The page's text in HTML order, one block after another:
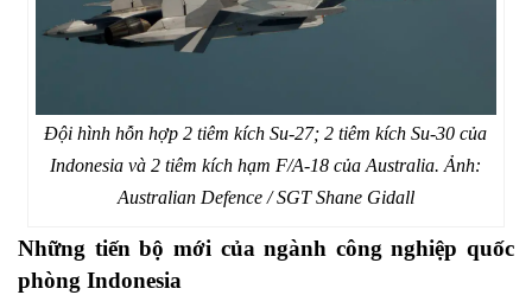
Đội hình hỗn hợp 2 tiêm kích Su-27; 2 tiêm kích Su-30 của
Indonesia và 2 tiêm kích hạm F/A-18 của Australia. Ảnh:
Australian Defence / SGT Shane Gidall
Những tiến bộ mới của ngành công nghiệp quốc
phòng Indonesia